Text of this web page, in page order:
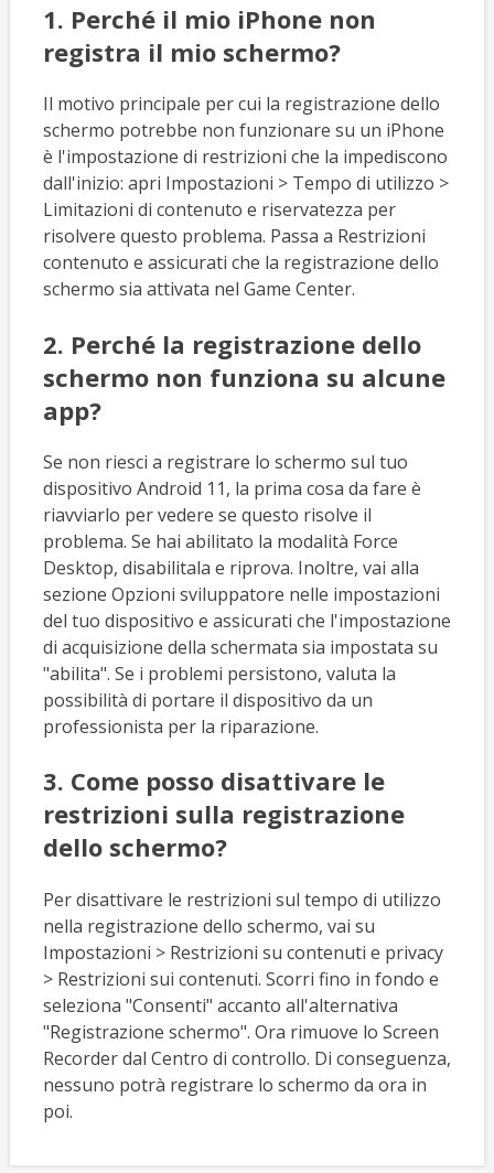
1. Perché il mio iPhone non
registra il mio schermo?
Il motivo principale per cui la registrazione dello
schermo potrebbe non funzionare su un iPhone
è l'impostazione di restrizioni che la impediscono
dall'inizio: apri Impostazioni > Tempo di utilizzo >
Limitazioni di contenuto e riservatezza per
risolvere questo problema. Passa a Restrizioni
contenuto e assicurati che la registrazione dello
schermo sia attivata nel Game Center.
2. Perché la registrazione dello
schermo non funziona su alcune
app?
Se non riesci a registrare lo schermo sul tuo
dispositivo Android 11, la prima cosa da fare è
riavviarlo per vedere se questo risolve il
problema. Se hai abilitato la modalità Force
Desktop, disabilitala e riprova. Inoltre, vai alla
sezione Opzioni sviluppatore nelle impostazioni
del tuo dispositivo e assicurati che l'impostazione
di acquisizione della schermata sia impostata su
"abilita". Se i problemi persistono, valuta la
possibilità di portare il dispositivo da un
professionista per la riparazione.
3. Come posso disattivare le
restrizioni sulla registrazione
dello schermo?
Per disattivare le restrizioni sul tempo di utilizzo
nella registrazione dello schermo, vai su
Impostazioni > Restrizioni su contenuti e privacy
> Restrizioni sui contenuti. Scorri fino in fondo e
seleziona "Consenti" accanto all'alternativa
"Registrazione schermo". Ora rimuove lo Screen
Recorder dal Centro di controllo. Di conseguenza,
nessuno potrà registrare lo schermo da ora in
poi.